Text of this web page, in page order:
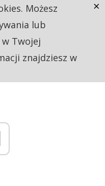
Możesz
lub
Twojej
znajdziesz w
×